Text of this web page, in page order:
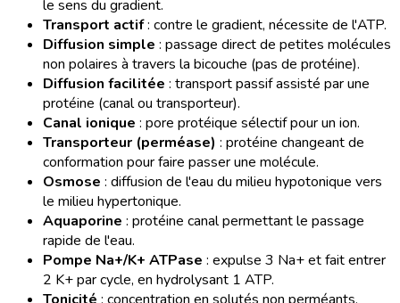
le sens du gradient.
Transport actif: contre le gradient, nécessite de l'ATP.
Diffusion simple : passage direct de petites molécules
non polaires à travers la bicouche (pas de protéine).
Diffusion facilitée : transport passif assisté par une
protéine (canal ou transporteur).
Canal ionique : pore protéique sélectif pour un ion.
Transporteur (perméase) : protéine changeant de
conformation pour faire passer une molécule.
Osmose : diffusion de l'eau du milieu hypotonique vers
le milieu hypertonique.
Aquaporine : protéine canal permettant le passage
rapide de l'eau.
Pompe Na+/K+ ATPase : expulse 3 Na+ et fait entrer
2 K+ par cycle, en hydrolysant 1 ATP.